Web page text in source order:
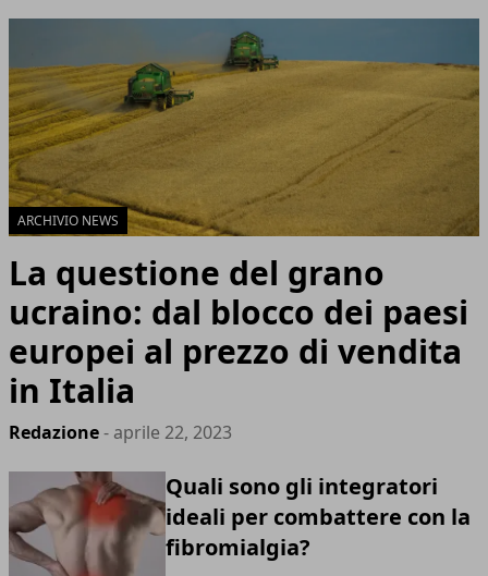
ARCHIVIO NEWS
La questione del grano
ucraino: dal blocco dei paesi
europei al prezzo di vendita
in Italia
Redazione- aprile 22, 2023
Quali sono gli integratori
ideali per combattere con la
fibromialgia?